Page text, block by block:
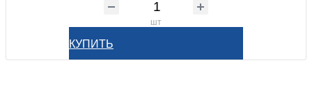
шт
КУПИТЬ